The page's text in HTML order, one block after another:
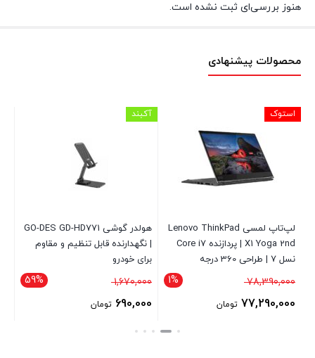
هنوز بررسی‌ای ثبت نشده است.
محصولات پیشنهادی
لپ‌تاپ لمسی Lenovo ThinkPad
X1 Yoga 2nd | پردازنده Core i7
نسل 7 | طراحی 360 درجه
1% 78,390,000قیمت
اصلی77,290,000 تومان
استوک
هولدر گوشی GO-DES GD-HD771
| نگهدارنده قابل تنظیم و مقاوم
برای خودرو
59% 1,670,000قیمت
اصلی 690,000 تومان
آکبند